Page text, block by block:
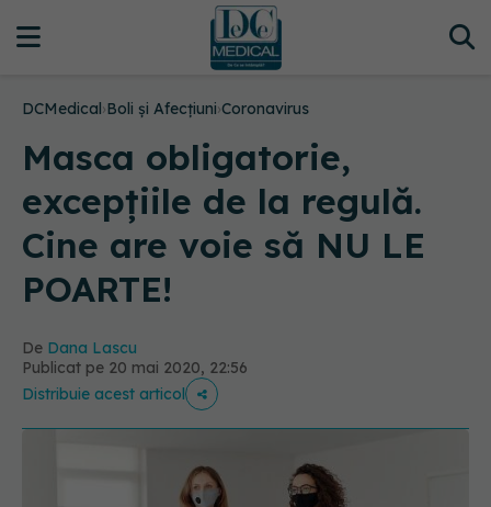
DCMedical›Boli și Afecțiuni›Coronavirus
Masca obligatorie,
excepțiile de la regulă.
Cine are voie să NU LE
POARTE!
De Dana Lascu
Publicat pe 20 mai 2020, 22:56
Distribuie acest articol